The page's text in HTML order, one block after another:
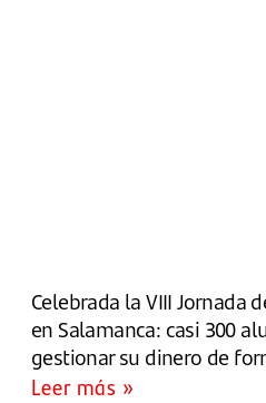
Celebrada la VIII Jornada
en Salamanca: casi 300
gestionar su dinero de
Leer más »